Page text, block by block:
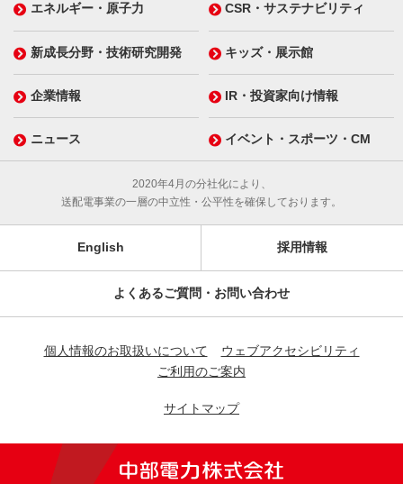
エネルギー・原子力 CSR・サステナビリティ
新成長分野・技術研究開発 キッズ・展示館
企業情報 IR・投資家向け情報
ニュース イベント・スポーツ・CM
2020年4月の分社化により、
送配電事業の一層の中立性・公平性を確保しております。
English 採用情報
よくあるご質問・お問い合わせ
個人情報のお取扱いについて
ウェブアクセシビリティ
ご利用のご案内
サイトマップ